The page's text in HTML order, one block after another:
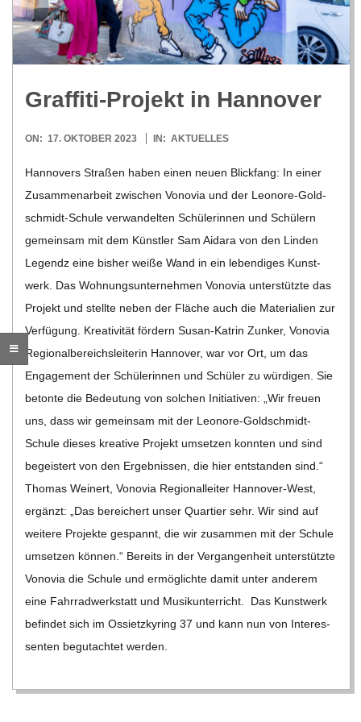
R
E
-
G
O
L
D
S
C
H
M
D
T
-
S
Graf­fiti-Pro­jekt in Hannover
2023-
ON: 17. OKTOBER 2023 IN: AKTUELLES
Han­no­vers Stra­ßen haben einen neuen Blick­fang: In einer
Zusam­men­ar­beit zwi­schen Von­o­via und der Leo­­nore-Gol­d­­
schmidt-Schule ver­wan­del­ten Schü­le­rin­nen und Schü­lern
gemein­sam mit dem Künst­ler Sam Aidara von den Lin­den
Legendz eine bis­her weiße Wand in ein leben­di­ges Kunst­
werk. Das Woh­nungs­un­ter­neh­men Von­o­via unter­stützte das
Pro­jekt und stellte neben der Flä­che auch die Mate­ria­lien zur
Ver­fü­gung. Krea­ti­vi­tät för­dern Susan-Kat­rin Zun­ker, Von­o­via
Regio­nal­be­reichs­lei­te­rin Han­no­ver, war vor Ort, um das
Enga­ge­ment der Schü­le­rin­nen und Schü­ler zu wür­di­gen. Sie
betonte die Bedeu­tung von sol­chen Initia­ti­ven: „Wir freuen
uns, dass wir gemein­sam mit der Leo­­nore-Gol­d­­schmidt-
Schule die­ses krea­tive Pro­jekt umset­zen konn­ten und sind
begeis­tert von den Ergeb­nis­sen, die hier ent­stan­den sind.“
Tho­mas Wei­nert, Von­o­via Regio­nal­lei­ter Han­­no­­ver-West,
ergänzt: „Das berei­chert unser Quar­tier sehr. Wir sind auf
wei­tere Pro­jekte gespannt, die wir zusam­men mit der Schule
umset­zen kön­nen.“ Bereits in der Ver­gan­gen­heit unter­stützte
Von­o­via die Schule und ermög­lichte damit unter ande­rem
eine Fahr­rad­werk­statt und Musik­un­ter­richt. Das Kunst­werk
befin­det sich im Ossietz­ky­ring 37 und kann nun von Inter­es­
sen­ten begut­ach­tet wer­den.